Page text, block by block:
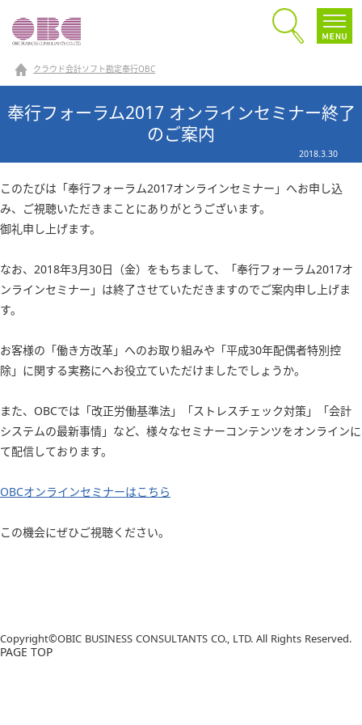
クラウド会計ソフト勘定奉行OBC
奉行フォーラム2017 オンラインセミナー終了
のご案内
2018.3.30
このたびは「奉行フォーラム2017オンラインセミナー」へお申し込
み、ご視聴いただきまことにありがとうございます。
御礼申し上げます。
なお、2018年3月30日（金）をもちまして、「奉行フォーラム2017オ
ンラインセミナー」は終了させていただきますのでご案内申し上げま
す。
お客様の「働き方改革」へのお取り組みや「平成30年配偶者特別控
除」に関する実務にへお役立ていただけましたでしょうか。
また、OBCでは「改正労働基準法」「ストレスチェック対策」「会計
システムの最新事情」など、様々なセミナーコンテンツをオンラインに
て配信しております。
OBCオンラインセミナーはこちら
この機会にぜひご視聴ください。
Copyright©OBIC BUSINESS CONSULTANTS CO., LTD. All Rights Reserved.
PAGE TOP